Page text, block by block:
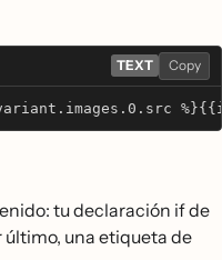
TEXT Copy
tu declaración if de
una etiqueta de